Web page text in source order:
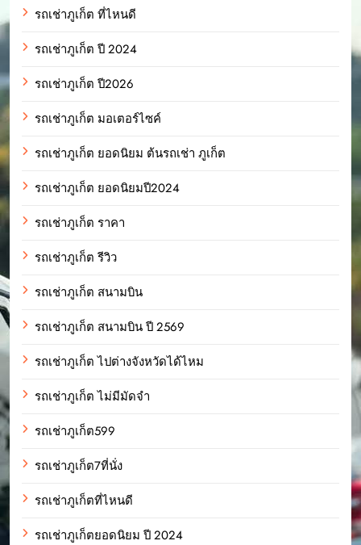
รถเช่าภูเก็ต ที่ไหนดี
รถเช่าภูเก็ต ปี 2024
รถเช่าภูเก็ต ปี2026
รถเช่าภูเก็ต มอเตอร์ไซค์
รถเช่าภูเก็ต ยอดนิยม ต้นรถเช่า ภูเก็ต
รถเช่าภูเก็ต ยอดนิยมปี2024
รถเช่าภูเก็ต ราคา
รถเช่าภูเก็ต รีวิว
รถเช่าภูเก็ต สนามบิน
รถเช่าภูเก็ต สนามบิน ปี 2569
รถเช่าภูเก็ต ไปต่างจังหวัดได้ไหม
รถเช่าภูเก็ต ไม่มีมัดจำ
รถเช่าภูเก็ต599
รถเช่าภูเก็ต7ที่นั่ง
รถเช่าภูเก็ตที่ไหนดี
รถเช่าภูเก็ตยอดนิยม ปี 2024